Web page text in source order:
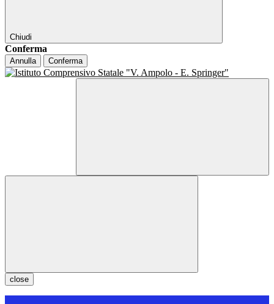
Chiudi
Conferma
Annulla Conferma
close